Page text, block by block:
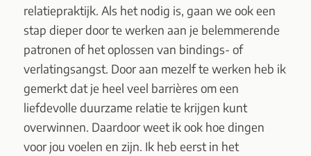
relatiepraktijk. Als het nodig is, gaan we ook een
stap dieper door te werken aan je belemmerende
patronen of het oplossen van bindings- of
verlatingsangst. Door aan mezelf te werken heb ik
gemerkt dat je heel veel barrières om een
liefdevolle duurzame relatie te krijgen kunt
overwinnen. Daardoor weet ik ook hoe dingen
voor jou voelen en zijn. Ik heb eerst in het